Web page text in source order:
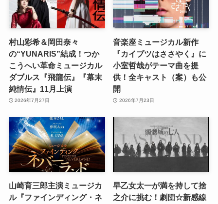
村山彩希＆岡田奈々
の“YUNARIS”結成！つか
こうへい革命ミュージカル
ダブルス『飛龍伝』『幕末
純情伝』11月上演
2026年7月27日
音楽座ミュージカル新作
『カイブツはささやく』に
小室哲哉がテーマ曲を提
供！全キャスト（案）も公
開
2026年7月23日
山崎育三郎主演ミュージカ
ル『ファインディング・ネ
早乙女太一が満を持して捨
之介に挑む！劇団☆新感線